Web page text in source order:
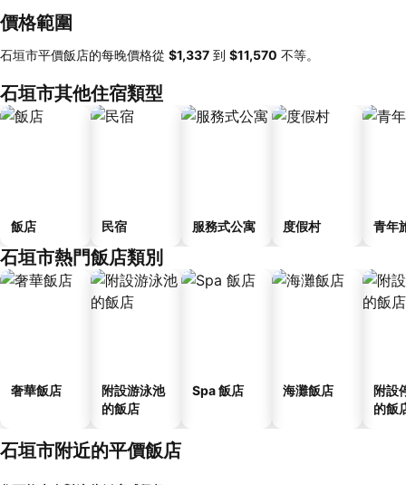
價格範圍
石垣市平價飯店的每晚價格從 ‎$1,337 到 ‎$11,570 不等。
石垣市其他住宿類型
飯店 民宿 服務式公寓 度假村 青年
石垣市熱門飯店類別
奢華飯店
附設游泳池
的飯店
Spa 飯店 海灘飯店
附設
的飯
石垣市附近的平價飯店